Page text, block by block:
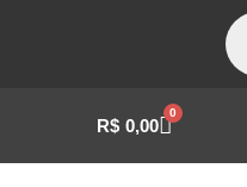
R$ 0,00
0